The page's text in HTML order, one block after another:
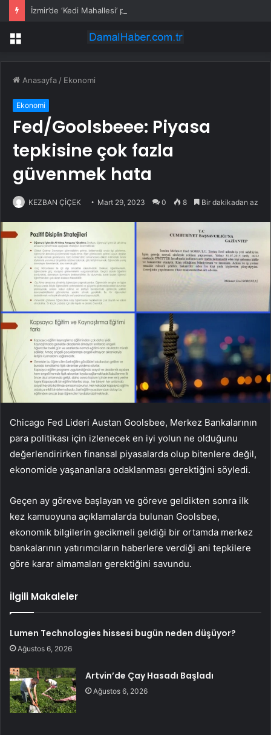
Menü
Anasayfa / Ekonomi
Ekonomi
Fed/Goolsbeee: Piyasa
tepkisine çok fazla
güvenmek hata
KEZBAN ÇİÇEK Mart 29, 2023 0 8 Bir dakikadan az
Chicago Fed Lideri Austan Goolsbee, Merkez Bankalarının
para politikası için izlenecek en iyi yolun ne olduğunu
değerlendirirken finansal piyasalarda olup bitenlere değil,
ekonomide yaşananlara odaklanması gerektiğini söyledi.
Geçen ay göreve başlayan ve göreve geldikten sonra ilk
kez kamuoyuna açıklamalarda bulunan Goolsbee,
ekonomik bilgilerin gecikmeli geldiği bir ortamda merkez
bankalarının yatırımcıların haberlere verdiği ani tepkilere
göre karar almamaları gerektiğini savundu.
İlgili Makaleler
Lumen Technologies hissesi bugün neden düşüyor?
Ağustos 6, 2026
Artvin’de Çay Hasadı Başladı
Ağustos 6, 2026